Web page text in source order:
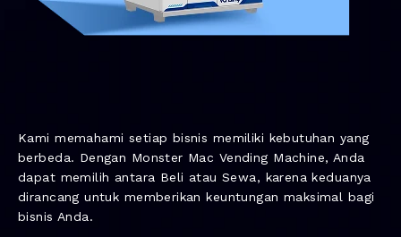
Kami memahami setiap bisnis memiliki kebutuhan yang
berbeda. Dengan Monster Mac Vending Machine, Anda
dapat memilih antara Beli atau Sewa, karena keduanya
dirancang untuk memberikan keuntungan maksimal bagi
bisnis Anda.